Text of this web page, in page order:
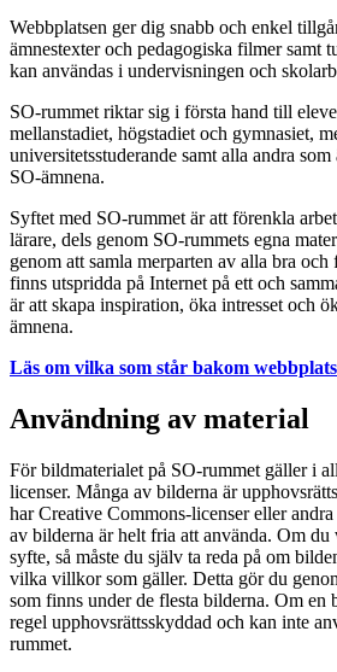
Webbplatsen ger dig snabb och enkel
ämnestexter och pedagogiska filmer samt
kan användas i undervisningen och
SO-rummet riktar sig i första hand till
mellanstadiet, högstadiet och gymnasiet,
universitetsstuderande samt alla andra
SO-ämnena.
Syftet med SO-rummet är att förenkla
lärare, dels genom SO-rummets egna
genom att samla merparten av alla bra och
finns utspridda på Internet på ett och
är att skapa inspiration, öka intresset och
ämnena.
Läs om vilka som står bakom
Användning av material
För bildmaterialet på SO-rummet gäller i
licenser. Många av bilderna är
har Creative Commons-licenser eller
av bilderna är helt fria att använda. Om
syfte, så måste du själv ta reda på om
vilka villkor som gäller. Detta gör du
som finns under de flesta bilderna. Om en
regel upphovsrättsskyddad och kan inte
rummet.